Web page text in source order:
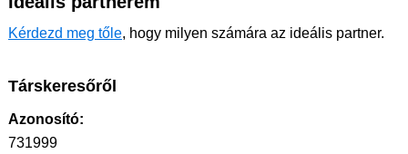
Kérdezd meg tőle, hogy milyen számára az ideális partner.
Társkeresőről
Azonosító:
731999